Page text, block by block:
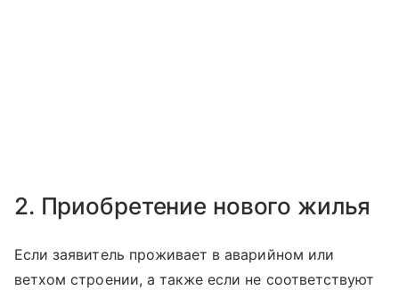
2. Приобретение нового жилья
Если заявитель проживает в аварийном или
ветхом строении, а также если не соответствуют